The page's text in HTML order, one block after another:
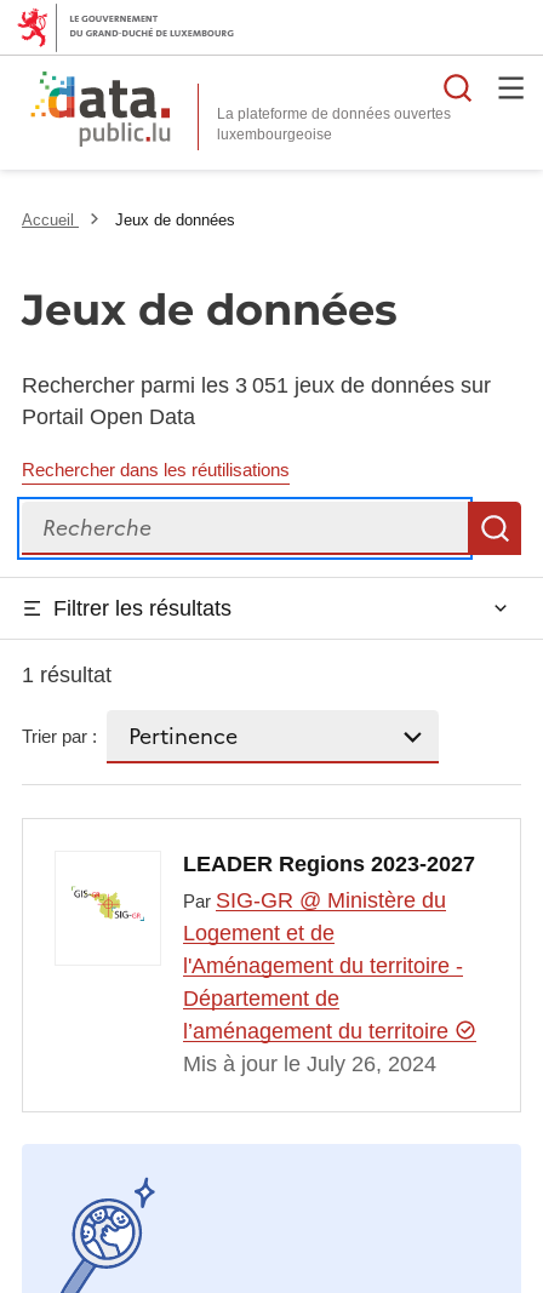
La plateforme de données ouvertes
Accueil Jeux de données
Jeux de données
Rechercher parmi les 3 051 jeux de données sur
Portail Open Data
Rechercher dans les réutilisations
Recherche
Filtrer les résultats
1 résultat
Trier par :
LEADER Regions 2023-2027
Par SIG-GR @ Ministère du
Logement et de
l'Aménagement du territoire -
Département de
l’aménagement du territoire
Mis à jour le July 26, 2024